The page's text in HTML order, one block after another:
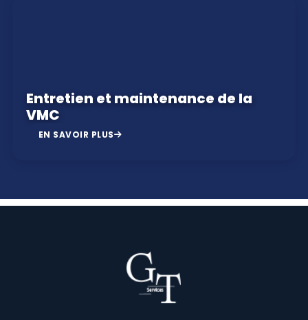
Entretien et maintenance de la
VMC
EN SAVOIR PLUS